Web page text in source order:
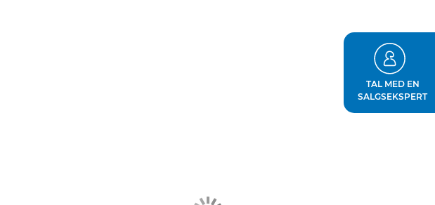
TAL MED EN
SALGSEKSPERT